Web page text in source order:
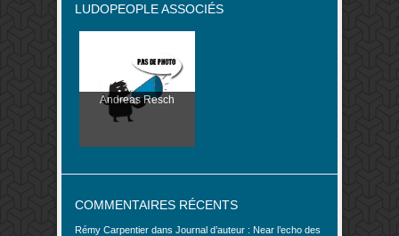
LUDOPEOPLE ASSOCIÉS
Andreas Resch
COMMENTAIRES RÉCENTS
Rémy Carpentier dans Journal d’auteur : Near l’echo des